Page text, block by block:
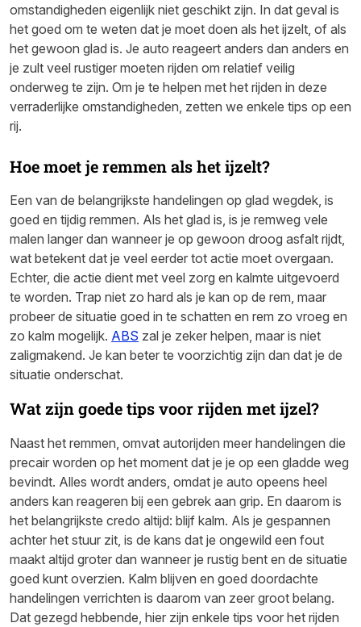
omstandigheden eigenlijk niet geschikt zijn. In dat geval is
het goed om te weten dat je moet doen als het ijzelt, of als
het gewoon glad is. Je auto reageert anders dan anders en
je zult veel rustiger moeten rijden om relatief veilig
onderweg te zijn. Om je te helpen met het rijden in deze
verraderlijke omstandigheden, zetten we enkele tips op een
rij.
Hoe moet je remmen als het ijzelt?
Een van de belangrijkste handelingen op glad wegdek, is
goed en tijdig remmen. Als het glad is, is je remweg vele
malen langer dan wanneer je op gewoon droog asfalt rijdt,
wat betekent dat je veel eerder tot actie moet overgaan.
Echter, die actie dient met veel zorg en kalmte uitgevoerd
te worden. Trap niet zo hard als je kan op de rem, maar
probeer de situatie goed in te schatten en rem zo vroeg en
zo kalm mogelijk. ABS zal je zeker helpen, maar is niet
zaligmakend. Je kan beter te voorzichtig zijn dan dat je de
situatie onderschat.
Wat zijn goede tips voor rijden met ijzel?
Naast het remmen, omvat autorijden meer handelingen die
precair worden op het moment dat je je op een gladde weg
bevindt. Alles wordt anders, omdat je auto opeens heel
anders kan reageren bij een gebrek aan grip. En daarom is
het belangrijkste credo altijd: blijf kalm. Als je gespannen
achter het stuur zit, is de kans dat je ongewild een fout
maakt altijd groter dan wanneer je rustig bent en de situatie
goed kunt overzien. Kalm blijven en goed doordachte
handelingen verrichten is daarom van zeer groot belang.
Dat gezegd hebbende, hier zijn enkele tips voor het rijden